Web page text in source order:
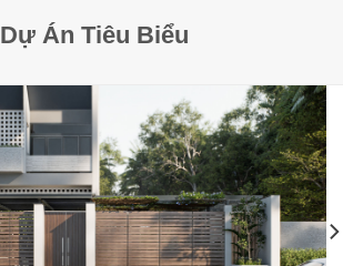
Dự Án Tiêu Biểu